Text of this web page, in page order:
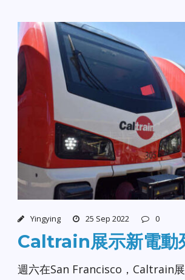
Yingying 25 Sep 2022 0
Caltrain展示新電動
週六在San Francisco，Caltrain